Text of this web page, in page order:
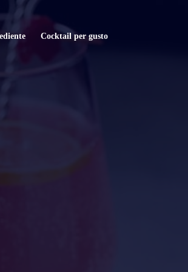
Cocktail per gusto